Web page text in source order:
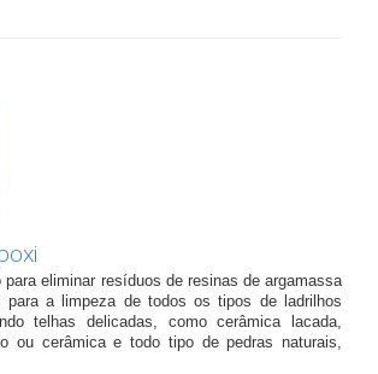
para eliminar resíduos de resinas de argamassa
para a limpeza de todos os tipos de ladrilhos
telhas delicadas, como cerâmica lacada,
ou cerâmica e todo tipo de pedras naturais,